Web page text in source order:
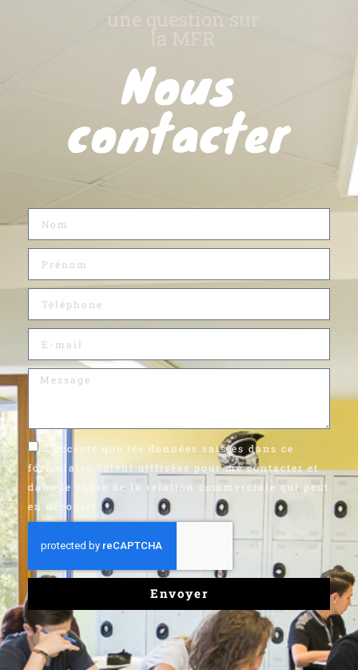
une question sur
Nous
contacter
J'accepte que les données saisies dans ce
formulaire soient utilisées pour me contacter et
dans le cadre de la relation commerciale qui peut
en découler
Envoyer